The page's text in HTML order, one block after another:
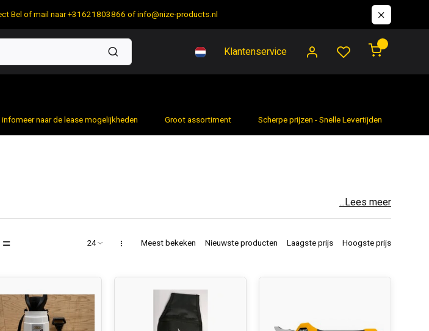
Bel of mail naar +31621803866 ofinfo@nize-products.nl
Klantenservice
infomeer naar de lease mogelijkheden Groot assortiment Scherpe prijzen - Snelle Levertijden
binnen het bedrijf ontwikkeld en elke bewerking van de productiecyclus wordt nauwgezet
die zijn vastgesteld en gegarandeerd door de kwaliteitscertificering UNI EN ISO
...Lees meer
Meest bekeken Nieuwste producten Laagste prijs Hoogste prijs